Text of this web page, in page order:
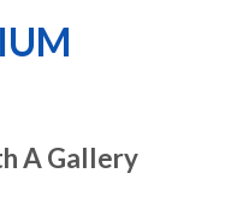
A Gallery